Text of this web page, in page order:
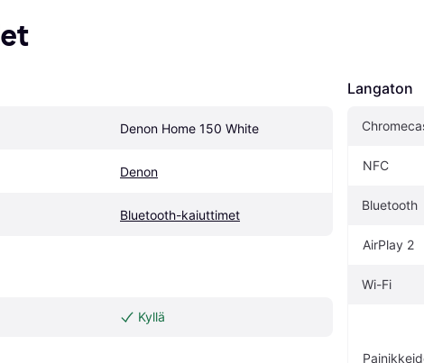
Denon Home 150 White
Denon
Bluetooth-kaiuttimet
Kyllä
Langaton
NFC
Bluetooth
AirPlay 2
Wi-Fi